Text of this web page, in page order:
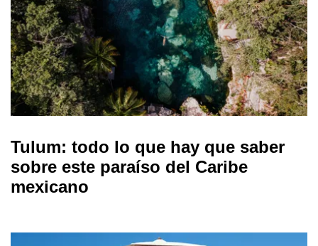
Tulum: todo lo que hay que saber
sobre este paraíso del Caribe
mexicano